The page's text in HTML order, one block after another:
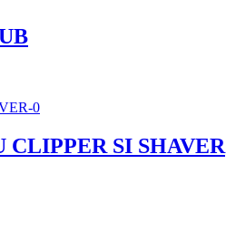
SI SHAVER